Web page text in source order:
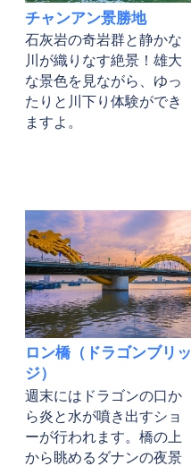
チャンアン景勝地
石灰岩の奇岩群と静かな
川が織りなす絶景！雄大
な景色を見ながら、ゆっ
たりと川下り体験ができ
ますよ。
ロン橋（ドラゴンブリッ
ジ）
週末にはドラゴンの口か
ら炎と水が噴き出すショ
ーが行われます。橋の上
から眺めるダナンの夜景